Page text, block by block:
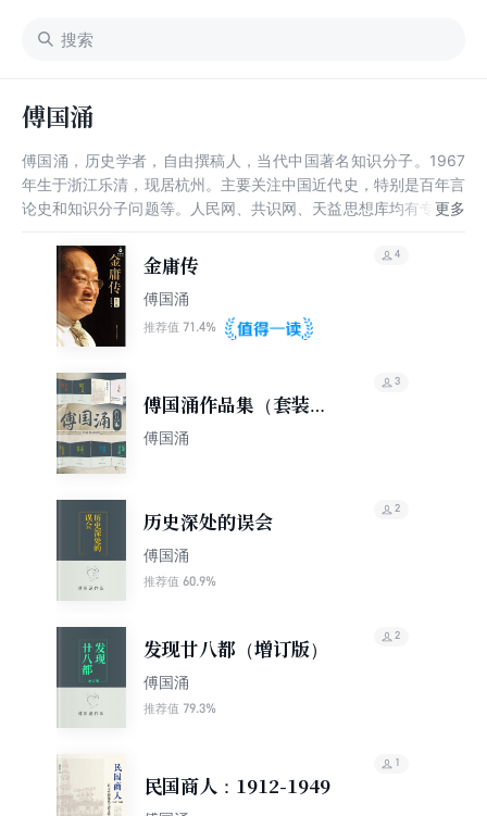
傅国涌
傅国涌，历史学者，自由撰稿人，当代中国著名知识分子。1967
年生于浙江乐清，现居杭州。主要关注中国近代史，特别是百年言
论史和知识分子问题等。人民网、共识网、天益思想库均有专栏。
《追寻失去的传统》、《1949年：知识分子的私人记录》、《发
现廿八都》等。
金庸传
傅国涌
推荐值 71.4%
4
傅国涌作品集（套装共8
册）
傅国涌
3
历史深处的误会
傅国涌
推荐值 60.9%
2
发现廿八都（增订版）
傅国涌
推荐值 79.3%
2
民国商人：1912-1949
1